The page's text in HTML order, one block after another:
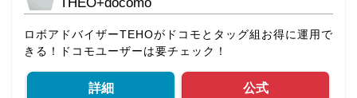
ロボアドバイザーTEHOがドコモとタッグ組お得に運用で
きる！ドコモユーザーは要チェック！
詳細 公式